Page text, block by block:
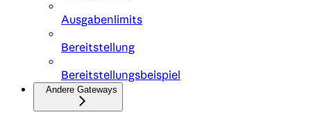
Ausgabenlimits
Bereitstellung
Bereitstellungsbeispiel
Andere Gateways